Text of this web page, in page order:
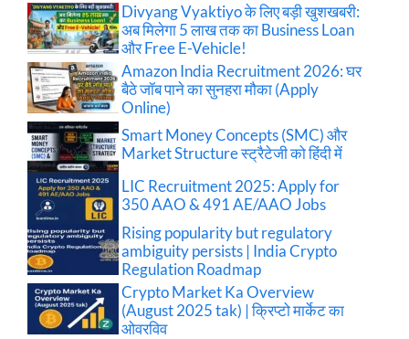
Divyang Vyaktiyo के लिए बड़ी खुशखबरी:
अब मिलेगा 5 लाख तक का Business Loan
और Free E-Vehicle!
Amazon India Recruitment 2026: घर
बैठे जॉब पाने का सुनहरा मौका (Apply
Online)
Smart Money Concepts (SMC) और
Market Structure स्ट्रैटेजी को हिंदी में
LIC Recruitment 2025: Apply for
350 AAO & 491 AE/AAO Jobs
Rising popularity but regulatory
ambiguity persists | India Crypto
Regulation Roadmap
Crypto Market Ka Overview
(August 2025 tak) | क्रिप्टो मार्केट का
ओवरविव